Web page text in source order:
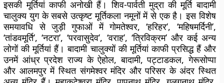
इसकी मूर्तियां काफी अनोखी हैं। शिव-पार्वती मुद्रा की मूर्ति बादामी
चालुक्य युग के सबसे उत्कृष्ट मूर्तिकला नमूनों में से एक है। इस विशेष
समयावधि से जुड़ी गुफाओं में गोमतेश्वर, ‘हरिहर’, ‘महिषमर्दिनी’,
‘तांडवमूर्ति’, ‘नटरा’, ‘परवासुदेव’, ‘वराह’, ‘त्रिविक्रम’ और कई अन्य
लोगों की मूर्तियां हैं। बादामी चालुक्यों की मूर्तियां काफी प्रसिद्ध हैं और
उनमें आंध्र प्रदेश राज्य के ऐहोल, बादामी, पट्टाडकल, गेरूसोप्पा
और आलमपुर में स्थित संगमेश्वर मंदिर और परिसर के अंदर स्थित